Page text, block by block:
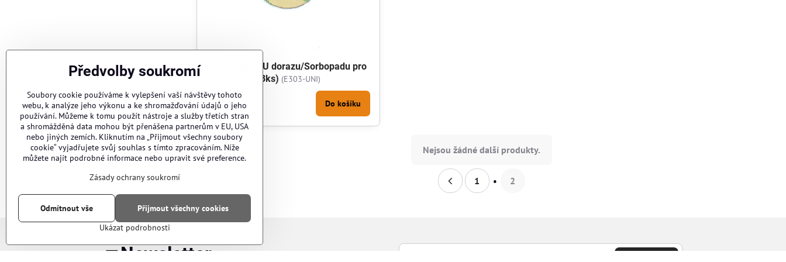
Samolepka PU dorazu/Sorbopadu pro
HV AEG uni (3ks) (E303-UNI)
Skladem
59 Kč Do košíku
Nejsou žádné další produkty.
1 2
Newsletter
Předvolby soukromí
Soubory cookie používáme k vylepšení vaší návštěvy tohoto
webu, k analýze jeho výkonu a ke shromažďování údajů o jeho
používání. Můžeme k tomu použít nástroje a služby třetích stran
a shromážděná data mohou být přenášena partnerům v EU, USA
nebo jiných zemích. Kliknutím na „Přijmout všechny soubory
cookie“ vyjadřujete svůj souhlas s tímto zpracováním. Níže
můžete najít podrobné informace nebo upravit své preference.
Zásady ochrany soukromí
Ukázat podrobnosti
Přijmout všechny cookies
Odmítnout vše